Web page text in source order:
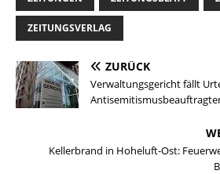
ZEITUNGSVERLAG
ZURÜCK
Verwaltungsgericht fällt
Kellerbrand in Hoheluft-Ost: